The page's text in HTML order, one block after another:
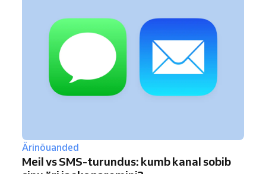
Ärinõuanded
Meil vs SMS-turundus: kumb kanal sobib